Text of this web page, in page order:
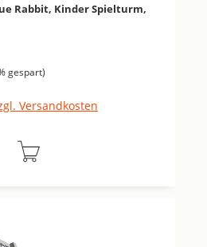
Rabbit, Kinder Spielturm,
gespart)
Versandkosten